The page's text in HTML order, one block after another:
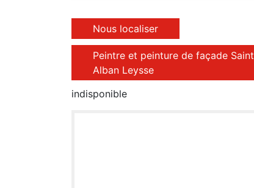
Nous localiser
Peintre et peinture de façade Saint
Alban Leysse
indisponible